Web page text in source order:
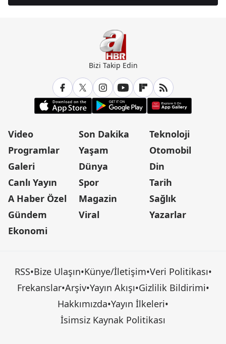
Bizi Takip Edin
Video
Programlar
Galeri
Canlı Yayın
A Haber Özel
Gündem
Ekonomi
Son Dakika
Yaşam
Dünya
Spor
Magazin
Viral
Teknoloji
Otomobil
Din
Tarih
Sağlık
Yazarlar
RSS•Bize Ulaşın•Künye/İletişim•Veri Politikası•
Frekanslar•Arşiv•Yayın Akışı•Gizlilik Bildirimi•
Hakkımızda•Yayın İlkeleri•
İsimsiz Kaynak Politikası